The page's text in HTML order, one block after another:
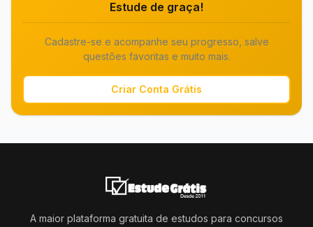
Estude de graça!
Cadastre-se e acompanhe seu progresso, salve
questões favoritas e muito mais.
Criar Conta Grátis
A maior plataforma gratuita de estudos para concursos